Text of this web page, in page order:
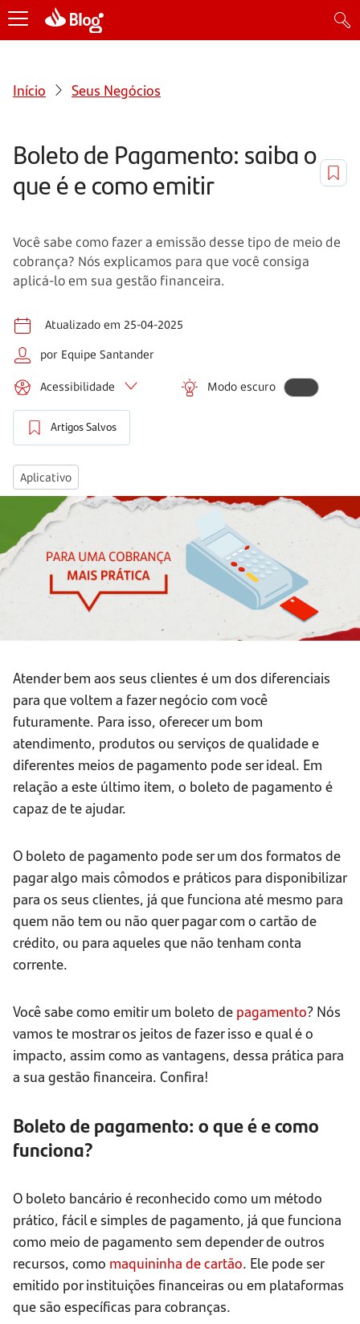
Início Seus Negócios
Boleto de Pagamento: saiba o
que é e como emitir
Você sabe como fazer a emissão desse tipo de meio de
cobrança? Nós explicamos para que você consiga
aplicá-lo em sua gestão financeira.
Atualizado em 25-04-2025
por Equipe Santander
Acessibilidade Modo escuro
Artigos Salvos
Aplicativo
Atender bem aos seus clientes é um dos diferenciais
para que voltem a fazer negócio com você
futuramente. Para isso, oferecer um bom
atendimento, produtos ou serviços de qualidade e
diferentes meios de pagamento pode ser ideal. Em
relação a este último item, o boleto de pagamento é
capaz de te ajudar.
O boleto de pagamento pode ser um dos formatos de
pagar algo mais cômodos e práticos para disponibilizar
para os seus clientes, já que funciona até mesmo para
quem não tem ou não quer pagar com o cartão de
crédito, ou para aqueles que não tenham conta
corrente.
Você sabe como emitir um boleto de pagamento? Nós
vamos te mostrar os jeitos de fazer isso e qual é o
impacto, assim como as vantagens, dessa prática para
a sua gestão financeira. Confira!
Boleto de pagamento: o que é e como
funciona?
O boleto bancário é reconhecido como um método
prático, fácil e simples de pagamento, já que funciona
como meio de pagamento sem depender de outros
recursos, como maquininha de cartão. Ele pode ser
emitido por instituições financeiras ou em plataformas
que são específicas para cobranças.